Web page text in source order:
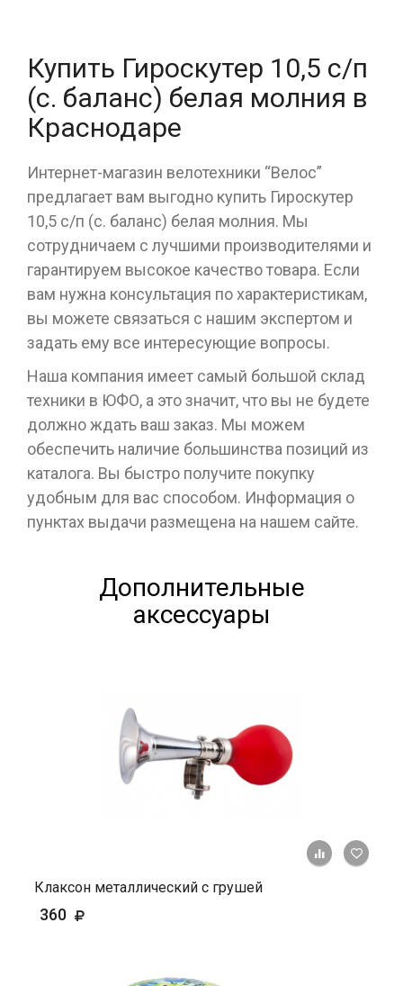
Купить Гироскутер 10,5 с/п
(с. баланс) белая молния в
Краснодаре
Интернет-магазин велотехники “Велос”
предлагает вам выгодно купить Гироскутер
10,5 с/п (с. баланс) белая молния. Мы
сотрудничаем с лучшими производителями и
гарантируем высокое качество товара. Если
вам нужна консультация по характеристикам,
вы можете связаться с нашим экспертом и
задать ему все интересующие вопросы.
Наша компания имеет самый большой склад
техники в ЮФО, а это значит, что вы не будете
должно ждать ваш заказ. Мы можем
обеспечить наличие большинства позиций из
каталога. Вы быстро получите покупку
удобным для вас способом. Информация о
пунктах выдачи размещена на нашем сайте.
Дополнительные
аксессуары
+ К
Клаксон металлический с грушей
360